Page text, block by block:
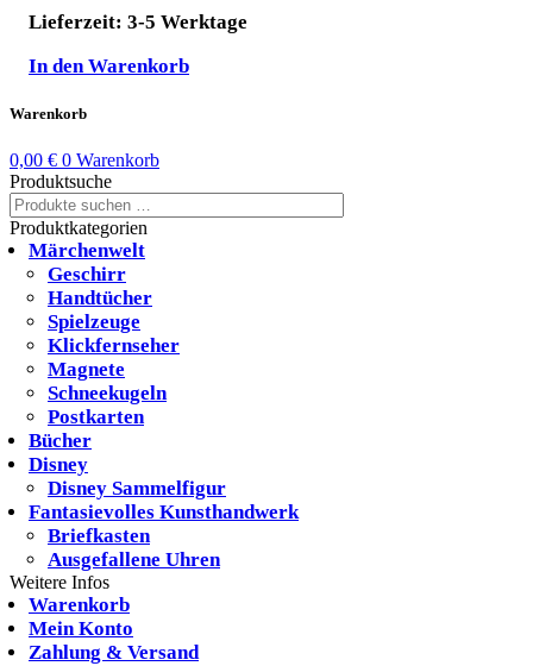
Lieferzeit: 3-5 Werktage
In den Warenkorb
Warenkorb
0,00 € 0 Warenkorb
Produktsuche
Suchen
nach:
Produktkategorien
Märchenwelt
Geschirr
Handtücher
Spielzeuge
Klickfernseher
Magnete
Schneekugeln
Postkarten
Bücher
Disney
Disney Sammelfigur
Fantasievolles Kunsthandwerk
Briefkasten
Ausgefallene Uhren
Weitere Infos
Warenkorb
Mein Konto
Zahlung & Versand